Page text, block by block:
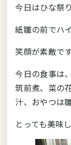
今日はひな祭
紙雛の前でハ
笑顔が素敵で
今日の食事は
筑前煮、菜の
汁、おやつは
とっても美味